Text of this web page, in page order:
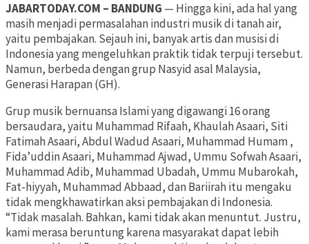
JABARTODAY.COM – BANDUNG — Hingga kini, ada hal yang
masih menjadi permasalahan industri musik di tanah air,
yaitu pembajakan. Sejauh ini, banyak artis dan musisi di
Indonesia yang mengeluhkan praktik tidak terpuji tersebut.
Namun, berbeda dengan grup Nasyid asal Malaysia,
Generasi Harapan (GH).
Grup musik bernuansa Islami yang digawangi 16 orang
bersaudara, yaitu Muhammad Rifaah, Khaulah Asaari, Siti
Fatimah Asaari, Abdul Wadud Asaari, Muhammad Humam ,
Fida’uddin Asaari, Muhammad Ajwad, Ummu Sofwah Asaari,
Muhammad Adib, Muhammad Ubadah, Ummu Mubarokah,
Fat-hiyyah, Muhammad Abbaad, dan Bariirah itu mengaku
tidak mengkhawatirkan aksi pembajakan di Indonesia.
“Tidak masalah. Bahkan, kami tidak akan menuntut. Justru,
kami merasa beruntung karena masyarakat dapat lebih